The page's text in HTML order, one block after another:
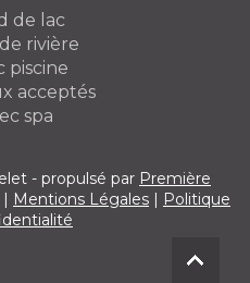
de lac
rivière
piscine
acceptés
spa
- propulsé par Première
| Mentions Légales | Politique